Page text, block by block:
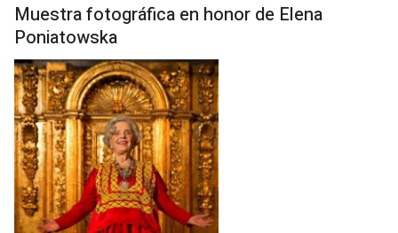
Muestra fotográfica en honor de Elena
Poniatowska